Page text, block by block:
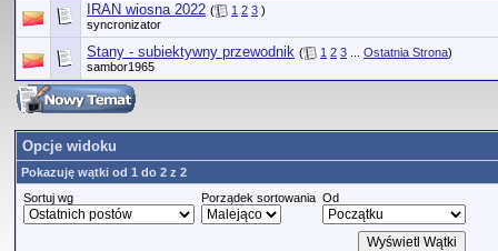
IRAN wiosna 2022 ( 1 2 3 )
syncronizator
Stany - subiektywny przewodnik ( 1 2 3 Ostatnia Strona)
sambor1965
Opcje widoku
Pokazuję wątki od 1 do 2 z 2
Sortuj wg
Porządek sortowania Od